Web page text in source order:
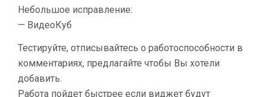
Небольшое исправление:
— ВидеоКуб
Тестируйте, отписывайтесь о работоспособности в
комментариях, предлагайте чтобы Вы хотели
добавить.
Работа пойдет быстрее если виджет будут